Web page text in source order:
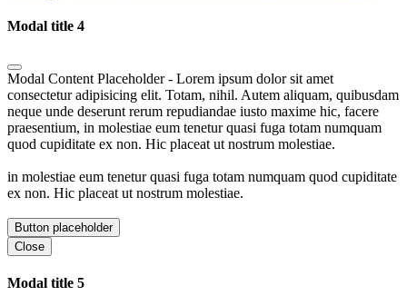
Modal title 4
Modal Content Placeholder - Lorem ipsum dolor sit amet
consectetur adipisicing elit. Totam, nihil. Autem aliquam, quibusdam
neque unde deserunt rerum repudiandae iusto maxime hic, facere
praesentium, in molestiae eum tenetur quasi fuga totam numquam
quod cupiditate ex non. Hic placeat ut nostrum molestiae.
in molestiae eum tenetur quasi fuga totam numquam quod cupiditate
ex non. Hic placeat ut nostrum molestiae.
Button placeholder
Close
Modal title 5